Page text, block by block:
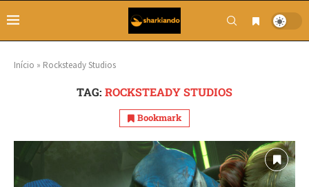
Início » Rocksteady Studios
TAG: ROCKSTEADY STUDIOS
Bookmark